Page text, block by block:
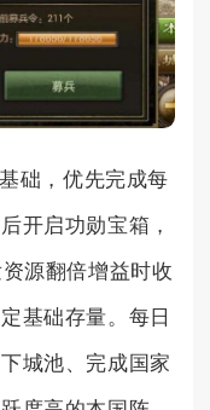
础，优先完成每
开启功勋宝箱，
源翻倍增益时收
基础存量。每日
城池、完成国家